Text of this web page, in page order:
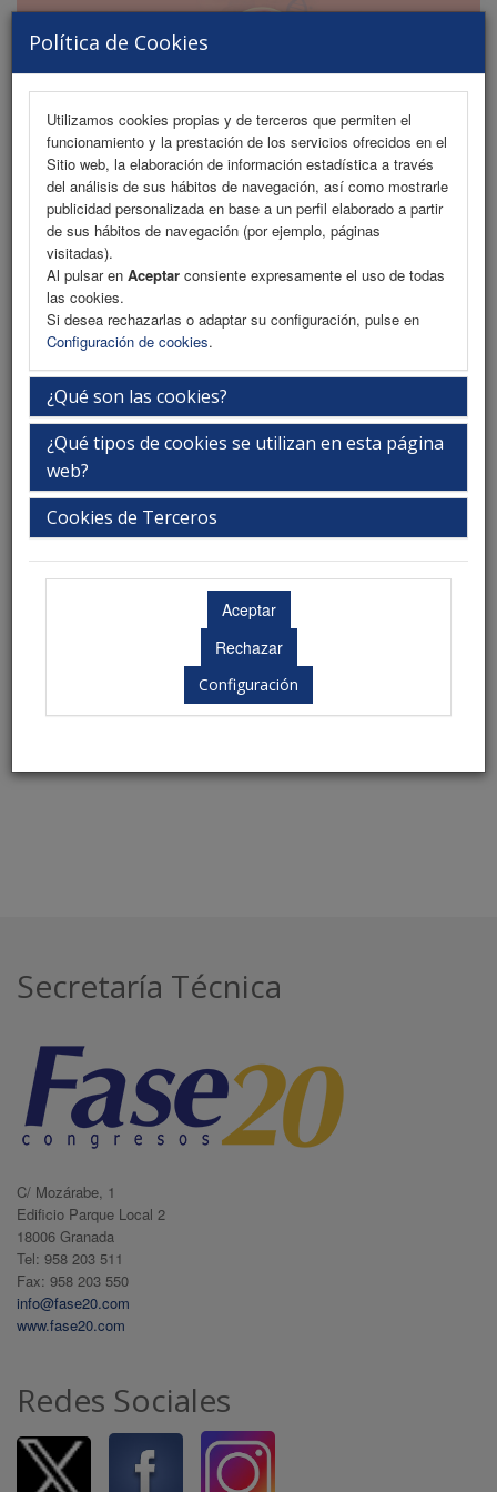
Política de Cookies
Utilizamos cookies propias y de terceros que permiten el
funcionamiento y la prestación de los servicios ofrecidos en el
Sitio web, la elaboración de información estadística a través
del análisis de sus hábitos de navegación, así como mostrarle
publicidad personalizada en base a un perfil elaborado a partir
de sus hábitos de navegación (por ejemplo, páginas
visitadas).
Al pulsar en Aceptar consiente expresamente el uso de todas
las cookies.
Si desea rechazarlas o adaptar su configuración, pulse en
Configuración de cookies.
¿Qué son las cookies?
¿Qué tipos de cookies se utilizan en esta página
web?
Cookies de Terceros
Configuración
MENU
Recordar contraseña
Por favor, introduce la dirección de correo electrónico que
facilitaste al realizar tu inscripción al congreso. A
continuación, recibirás un correo electrónico con tu nombre
de usuario y contraseña.
Inserte su dirección de correo
Mail
Borrar
Secretaría Técnica
C/ Mozárabe, 1
Edificio Parque Local 2
18006 Granada
Tel: 958 203 511
Fax: 958 203 550
info@fase20.com
www.fase20.com
Redes Sociales